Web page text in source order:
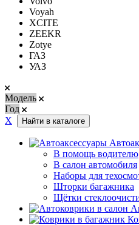
Voyah
XCITE
ZEEKR
Zotye
ГАЗ
УАЗ
Модель
Год
Х
Найти в каталоге
В помощь водителю
В салон автомобиля
Наборы для
Шторки багажника
Щётки